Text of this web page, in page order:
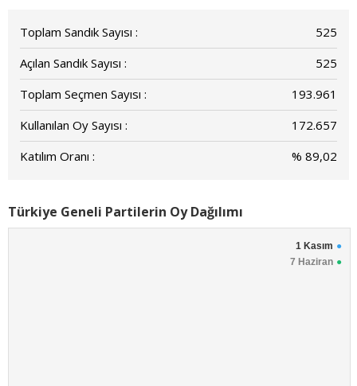
Toplam Sandık Sayısı :
525
Açılan Sandık Sayısı :
525
Toplam Seçmen Sayısı :
193.961
Kullanılan Oy Sayısı :
172.657
Katılım Oranı :
% 89,02
Türkiye Geneli Partilerin Oy Dağılımı
1 Kasım
7 Haziran